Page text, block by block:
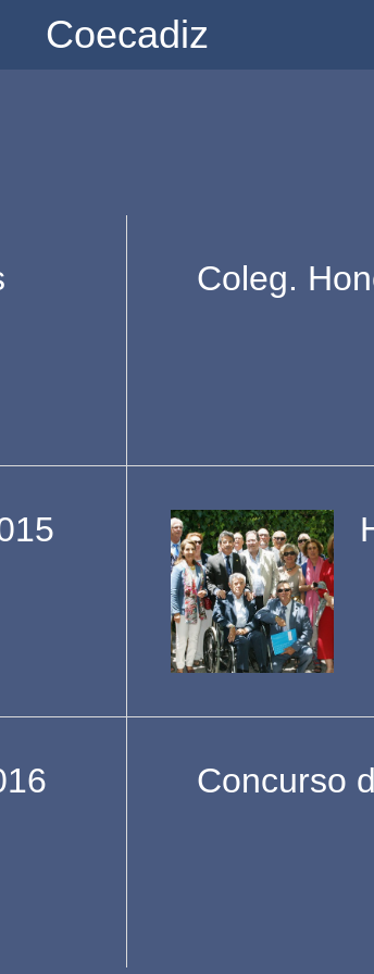
Coecadiz
Coleg.
Concurso